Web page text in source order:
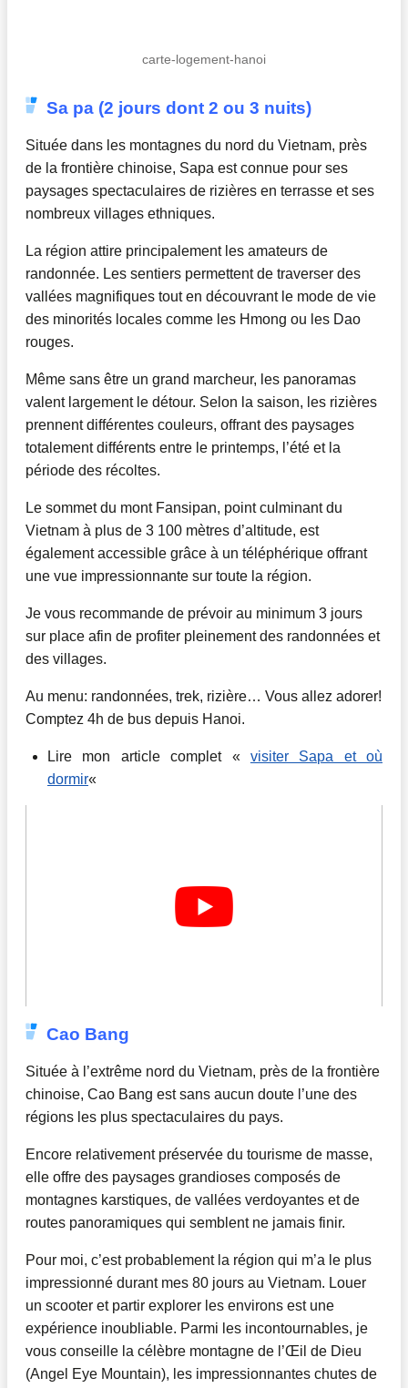
carte-logement-hanoi
Sa pa (2 jours dont 2 ou 3 nuits)
Située dans les montagnes du nord du Vietnam, près
de la frontière chinoise, Sapa est connue pour ses
paysages spectaculaires de rizières en terrasse et ses
nombreux villages ethniques.
La région attire principalement les amateurs de
randonnée. Les sentiers permettent de traverser des
vallées magnifiques tout en découvrant le mode de vie
des minorités locales comme les Hmong ou les Dao
rouges.
Même sans être un grand marcheur, les panoramas
valent largement le détour. Selon la saison, les rizières
prennent différentes couleurs, offrant des paysages
totalement différents entre le printemps, l’été et la
période des récoltes.
Le sommet du mont Fansipan, point culminant du
Vietnam à plus de 3 100 mètres d’altitude, est
également accessible grâce à un téléphérique offrant
une vue impressionnante sur toute la région.
Je vous recommande de prévoir au minimum 3 jours
sur place afin de profiter pleinement des randonnées et
des villages.
Au menu: randonnées, trek, rizière… Vous allez adorer!
Comptez 4h de bus depuis Hanoi.
Lire mon article complet « visiter Sapa et où
dormir«
Cao Bang
Située à l’extrême nord du Vietnam, près de la frontière
chinoise, Cao Bang est sans aucun doute l’une des
régions les plus spectaculaires du pays.
Encore relativement préservée du tourisme de masse,
elle offre des paysages grandioses composés de
montagnes karstiques, de vallées verdoyantes et de
routes panoramiques qui semblent ne jamais finir.
Pour moi, c’est probablement la région qui m’a le plus
impressionné durant mes 80 jours au Vietnam. Louer
un scooter et partir explorer les environs est une
expérience inoubliable. Parmi les incontournables, je
vous conseille la célèbre montagne de l’Œil de Dieu
(Angel Eye Mountain), les impressionnantes chutes de